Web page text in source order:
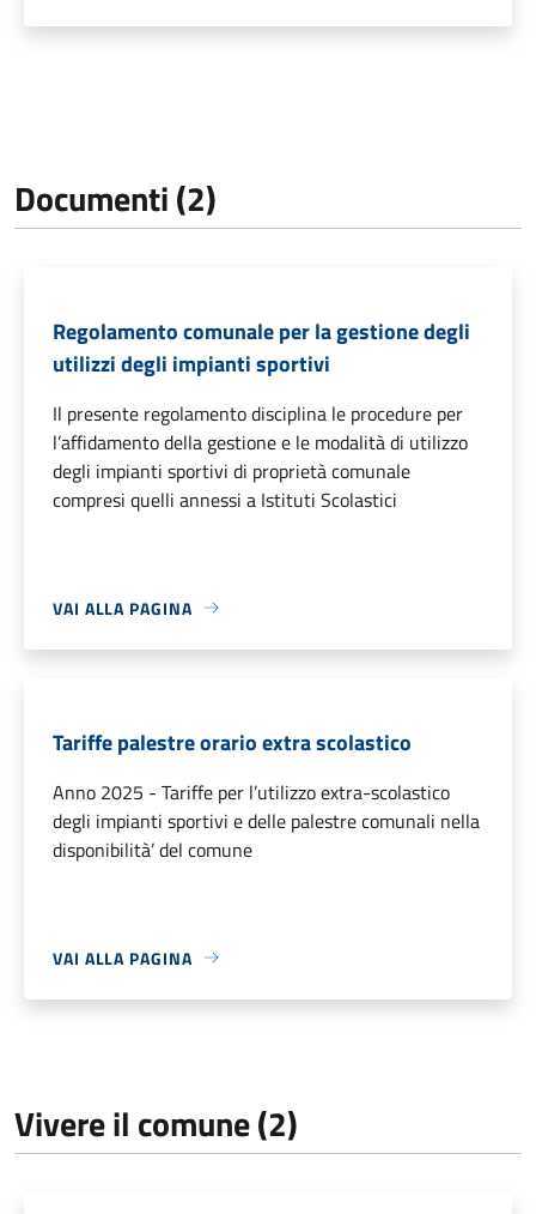
Documenti (2)
Regolamento comunale per la gestione degli
utilizzi degli impianti sportivi
Il presente regolamento disciplina le procedure per
l’affidamento della gestione e le modalità di utilizzo
degli impianti sportivi di proprietà comunale
compresi quelli annessi a Istituti Scolastici
VAI ALLA PAGINA
Tariffe palestre orario extra scolastico
Anno 2025 - Tariffe per l’utilizzo extra-scolastico
degli impianti sportivi e delle palestre comunali nella
disponibilità’ del comune
VAI ALLA PAGINA
Vivere il comune (2)